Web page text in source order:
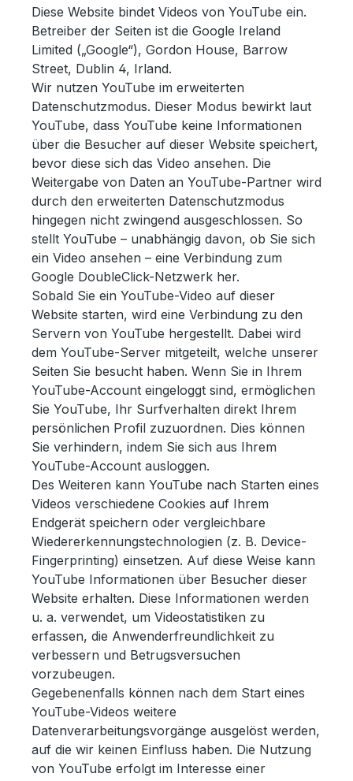
Diese Website bindet Videos von YouTube ein.
Betreiber der Seiten ist die Google Ireland
Limited („Google“), Gordon House, Barrow
Street, Dublin 4, Irland.
Wir nutzen YouTube im erweiterten
Datenschutzmodus. Dieser Modus bewirkt laut
YouTube, dass YouTube keine Informationen
über die Besucher auf dieser Website speichert,
bevor diese sich das Video ansehen. Die
Weitergabe von Daten an YouTube-Partner wird
durch den erweiterten Datenschutzmodus
hingegen nicht zwingend ausgeschlossen. So
stellt YouTube – unabhängig davon, ob Sie sich
ein Video ansehen – eine Verbindung zum
Google DoubleClick-Netzwerk her.
Sobald Sie ein YouTube-Video auf dieser
Website starten, wird eine Verbindung zu den
Servern von YouTube hergestellt. Dabei wird
dem YouTube-Server mitgeteilt, welche unserer
Seiten Sie besucht haben. Wenn Sie in Ihrem
YouTube-Account eingeloggt sind, ermöglichen
Sie YouTube, Ihr Surfverhalten direkt Ihrem
persönlichen Profil zuzuordnen. Dies können
Sie verhindern, indem Sie sich aus Ihrem
YouTube-Account ausloggen.
Des Weiteren kann YouTube nach Starten eines
Videos verschiedene Cookies auf Ihrem
Endgerät speichern oder vergleichbare
Wiedererkennungstechnologien (z. B. Device-
Fingerprinting) einsetzen. Auf diese Weise kann
YouTube Informationen über Besucher dieser
Website erhalten. Diese Informationen werden
u. a. verwendet, um Videostatistiken zu
erfassen, die Anwenderfreundlichkeit zu
verbessern und Betrugsversuchen
vorzubeugen.
Gegebenenfalls können nach dem Start eines
YouTube-Videos weitere
Datenverarbeitungsvorgänge ausgelöst werden,
auf die wir keinen Einfluss haben. Die Nutzung
von YouTube erfolgt im Interesse einer